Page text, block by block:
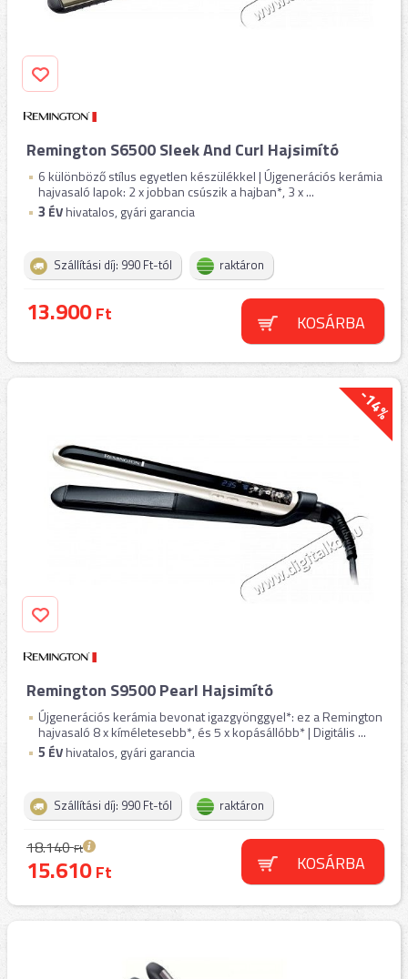
Remington S6500 Sleek And Curl Hajsimító
6 különböző stílus egyetlen készülékkel | Újgenerációs kerámia
hajvasaló lapok: 2 x jobban csúszik a hajban*, 3 x ...
3 ÉVhivatalos, gyári garancia
Szállítási díj: 990 Ft-tól raktáron
13.900Ft KOSÁRBA
-14%
Remington S9500 Pearl Hajsimító
Újgenerációs kerámia bevonat igazgyönggyel*: ez a Remington
hajvasaló 8 x kíméletesebb*, és 5 x kopásállóbb* | Digitális ...
5 ÉVhivatalos, gyári garancia
Szállítási díj: 990 Ft-tól raktáron
18.140Ft
15.610Ft KOSÁRBA